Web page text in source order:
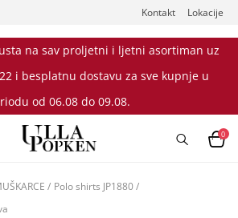
Kontakt Lokacije
na sav proljetni i ljetni asortiman uz
i besplatnu dostavu za sve kupnje u
od 06.08 do 09.08.
0
/ Polo shirts JP1880/